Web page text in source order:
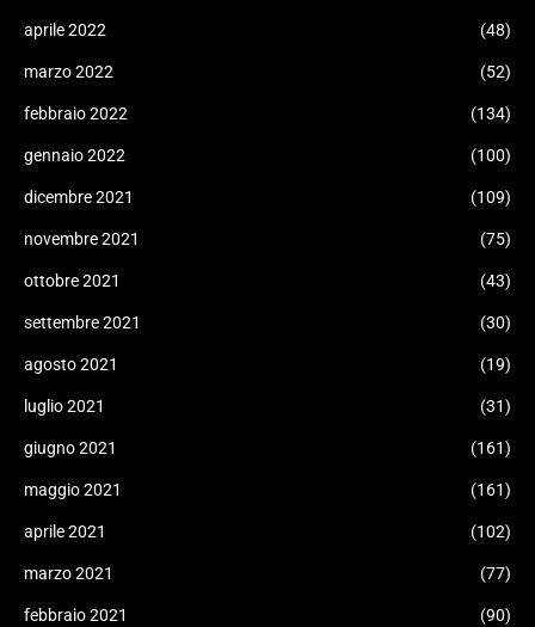
aprile 2022 (48)
marzo 2022 (52)
febbraio 2022 (134)
gennaio 2022 (100)
dicembre 2021 (109)
novembre 2021 (75)
ottobre 2021 (43)
settembre 2021 (30)
agosto 2021 (19)
luglio 2021 (31)
giugno 2021 (161)
maggio 2021 (161)
aprile 2021 (102)
marzo 2021 (77)
febbraio 2021 (90)